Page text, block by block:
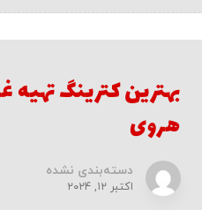
بهترین کترینگ
هروی
دسته‌بندی نشده
اکتبر ۱۲, ۲۰۲۴